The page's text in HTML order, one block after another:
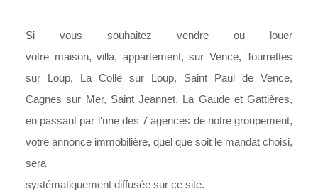
Si vous souhaitez vendre ou louer
votre maison, villa, appartement, sur Vence, Tourrettes
sur Loup, La Colle sur Loup, Saint Paul de Vence,
Cagnes sur Mer, Saint Jeannet, La Gaude et Gattières,
en passant par l'une des 7 agences de notre groupement,
votre annonce immobilière, quel que soit le mandat choisi,
sera
systématiquement diffusée sur ce site.